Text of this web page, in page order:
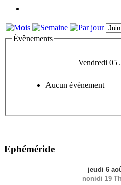
Évènements
Vendredi 05
Aucun évènement
Ephéméride
jeudi 6
nonidi 19